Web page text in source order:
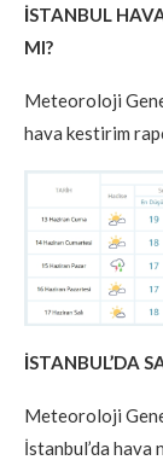
İSTANBUL
MI?
Meteoroloji
hava kestirim
İSTANBUL’DA
Meteoroloji
İstanbul’da hava